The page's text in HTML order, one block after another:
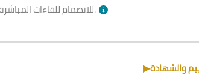
للانضمام للقاءاتبالأسفل وقت الجلسة.
▶︎والشهادة